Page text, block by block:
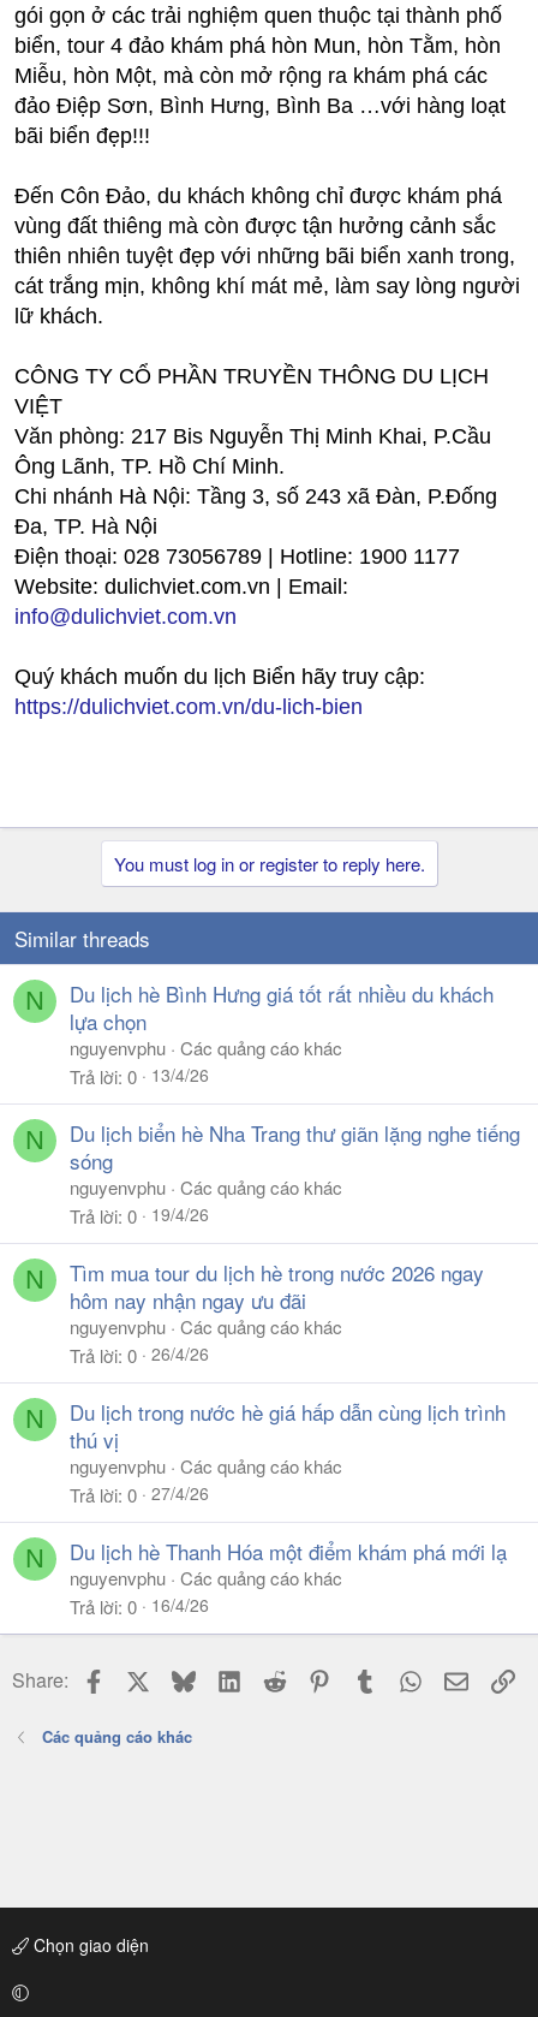
gói gọn ở các trải nghiệm quen thuộc tại thành phố
biển, tour 4 đảo khám phá hòn Mun, hòn Tằm, hòn
Miễu, hòn Một, mà còn mở rộng ra khám phá các
đảo Điệp Sơn, Bình Hưng, Bình Ba …với hàng loạt
bãi biển đẹp!!!
Đến Côn Đảo, du khách không chỉ được khám phá
vùng đất thiêng mà còn được tận hưởng cảnh sắc
thiên nhiên tuyệt đẹp với những bãi biển xanh trong,
cát trắng mịn, không khí mát mẻ, làm say lòng người
lữ khách.
CÔNG TY CỔ PHẦN TRUYỀN THÔNG DU LỊCH
VIỆT
Văn phòng: 217 Bis Nguyễn Thị Minh Khai, P.Cầu
Ông Lãnh, TP. Hồ Chí Minh.
Chi nhánh Hà Nội: Tầng 3, số 243 xã Đàn, P.Đống
Đa, TP. Hà Nội
Điện thoại: 028 73056789 | Hotline: 1900 1177
Website: dulichviet.com.vn | Email:
info@dulichviet.com.vn
Quý khách muốn du lịch Biển hãy truy cập:
https://dulichviet.com.vn/du-lich-bien
You must log in or register to reply here.
Similar threads
N
Du lịch hè Bình Hưng giá tốt rất nhiều du khách
lựa chọn
nguyenvphu Các quảng cáo khác
Trả lời 0 13/4/26
N
Du lịch biển hè Nha Trang thư giãn lặng nghe tiếng
sóng
nguyenvphu Các quảng cáo khác
Trả lời 0 19/4/26
N
Tìm mua tour du lịch hè trong nước 2026 ngay
hôm nay nhận ngay ưu đãi
nguyenvphu Các quảng cáo khác
Trả lời 0 26/4/26
N
Du lịch trong nước hè giá hấp dẫn cùng lịch trình
thú vị
nguyenvphu Các quảng cáo khác
Trả lời 0 27/4/26
N Du lịch hè Thanh Hóa một điểm khám phá mới lạ
nguyenvphu Các quảng cáo khác
Trả lời 0 16/4/26
Share: Facebook BlueskyLinkedIn
Reddit PinterestTumblr WhatsApp
Email
Các quảng cáo khác
Chọn giao diện